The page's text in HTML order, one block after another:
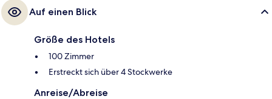
Auf einen Blick
Größe des Hotels
100 Zimmer
Erstreckt sich über 4 Stockwerke
Anreise/Abreise